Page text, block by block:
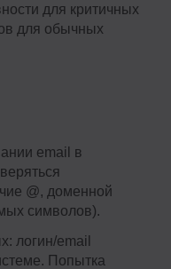
для критичных
для обычных
email в
@, доменной
символов).
логин/email
Попытка